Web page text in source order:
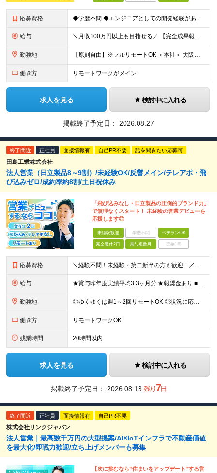
応募資格 ◆学歴不問 ◆エンジニアとしての開発経験がある方orIT業界で何かしらの営業経験がある方（経験年数は問いません）
給与 ＼月収100万円以上も目指せる／ 【完全成果報酬】月収イメージ：5万円～100万円
勤務地 【原則自由】※フルリモートOK ＜本社＞ 大阪府大阪市東淀川区東中島1丁目17-5 ステュディオ新大阪 2F ※(変更の範囲)上記を除く当社関連勤務地 ※関西に本社あり※
働き方 リモートワークがメイン
求人を見る 検討中に入れる
掲載終了予定日： 2026.08.27
終了間近 正社員 面接情報有 自己PR不要 話を聞きたい応募可
田島工業株式会社
法人営業（日立製品8～9割）/未経験OK/反響メイン/テレアポ・飛
び込みゼロ/成約率約8割/土日祝休み
「飛び込みなし・日立製品の圧倒的ブランド力」
で無理なくスタート！ 未経験の営業デビューを
応援します◎
未経験歓迎 学歴不問 ベテランOK
完全週休2日 賞与複数月 面接1回
応募資格 ＼経験不問！未経験・第二新卒の方も歓迎！／ 人柄重視の採用を実施中！ 「未経験だけれど営業デビューしたい」 そんな想いをお持ちの方、大歓迎です◎ 実際に、未経験スタートの先輩も多数活躍しています！
給与 ★賞与昨年度実績平均3.3ヶ月分 ★報奨金あり ■月給23万～30万円＋各種手当＋賞与年2回 ※経験、スキルなどを考慮したうえ、決定します ※残業代は全額支給いたします ※試用期間3ヵ月あり。期間
勤務地 ◎ゆくゆくは週1～2回リモートOK ◎状況に応じて直行直帰可 ◎転勤はありません 【本社】 東京都千代田区神田三崎町3-10-16 【埼玉営業所】 埼玉県さいたま市北区日進町1-683-3 (変
働き方 リモートワークOK
残業時間 20時間以内
求人を見る 検討中に入れる
掲載終了予定日： 2026.08.13 残り7日
終了間近 正社員 面接情報有 自己PR不要
株式会社リンクジャパン
法人営業｜最高数千万円の大型提案/AI×IoTインフラで不動産価値
を最大化/即戦力歓迎/立ち上げメンバーも募集
【次に挑むなら”住まいをアップデート”する営